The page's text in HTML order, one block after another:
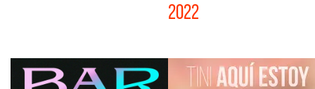
2022